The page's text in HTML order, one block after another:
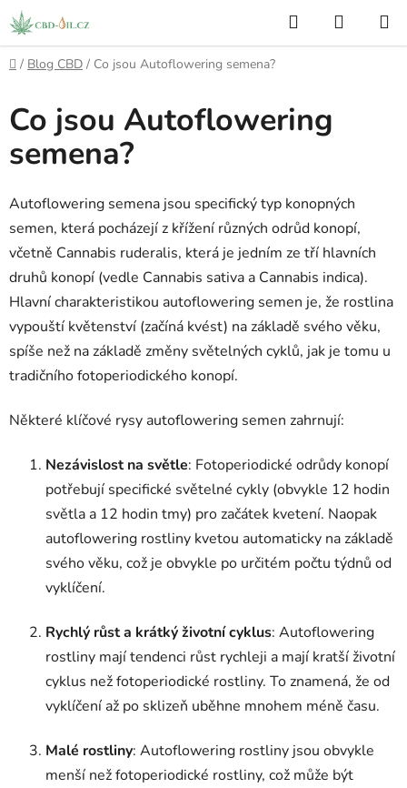
Přejít
na
obsah
Hledat
KOŠÍK
Domů
/ Blog CBD / Co jsou Autoflowering semena?
Co jsou Autoflowering
semena?
Autoflowering semena jsou specifický typ konopných
semen, která pocházejí z křížení různých odrůd konopí,
včetně Cannabis ruderalis, která je jedním ze tří hlavních
druhů konopí (vedle Cannabis sativa a Cannabis indica).
Hlavní charakteristikou autoflowering semen je, že rostlina
vypouští květenství (začíná kvést) na základě svého věku,
spíše než na základě změny světelných cyklů, jak je tomu u
tradičního fotoperiodického konopí.
Některé klíčové rysy autoflowering semen zahrnují:
Nezávislost na světle: Fotoperiodické odrůdy konopí
potřebují specifické světelné cykly (obvykle 12 hodin
světla a 12 hodin tmy) pro začátek kvetení. Naopak
autoflowering rostliny kvetou automaticky na základě
svého věku, což je obvykle po určitém počtu týdnů od
vyklíčení.
Rychlý růst a krátký životní cyklus: Autoflowering
rostliny mají tendenci růst rychleji a mají kratší životní
cyklus než fotoperiodické rostliny. To znamená, že od
vyklíčení až po sklizeň uběhne mnohem méně času.
Malé rostliny: Autoflowering rostliny jsou obvykle
menší než fotoperiodické rostliny, což může být